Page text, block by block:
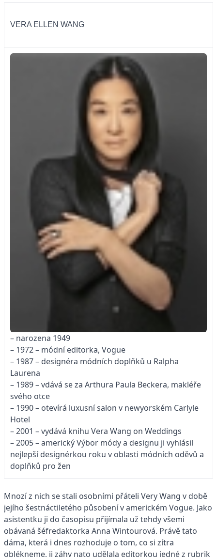
VERA ELLEN WANG
– narozena 1949
– 1972 – módní editorka, Vogue
– 1987 – designéra módních doplňků u Ralpha
Laurena
– 1989 – vdává se za Arthura Paula Beckera, makléře
svého otce
– 1990 – otevírá luxusní salon v newyorském Carlyle
Hotel
– 2001 – vydává knihu Vera Wang on Weddings
– 2005 – americký Výbor módy a designu ji vyhlásil
nejlepší designérkou roku v oblasti módních oděvů a
doplňků pro žen
Mnozí z nich se stali osobními přáteli Very Wang v době
jejího šestnáctiletého působení v americkém Vogue. Jako
asistentku ji do časopisu přijímala už tehdy všemi
obávaná šéfredaktorka Anna Wintourová. Právě tato
dáma, která i dnes rozhoduje o tom, co si zítra
oblékneme, ji záhy nato udělala editorkou jedné z rubrik